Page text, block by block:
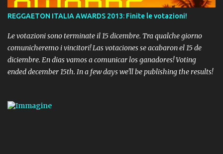
REGGAETON ITALIA AWARDS 2013: Finite le votazioni!
Le votazioni sono terminate il 15 dicembre. Tra qualche giorno
comunicheremo i vincitori! Las votaciones se acabaron el 15 de
diciembre. En dias vamos a comunicar los ganadores! Voting
ended december 15th. In a few days we'll be publishing the results!